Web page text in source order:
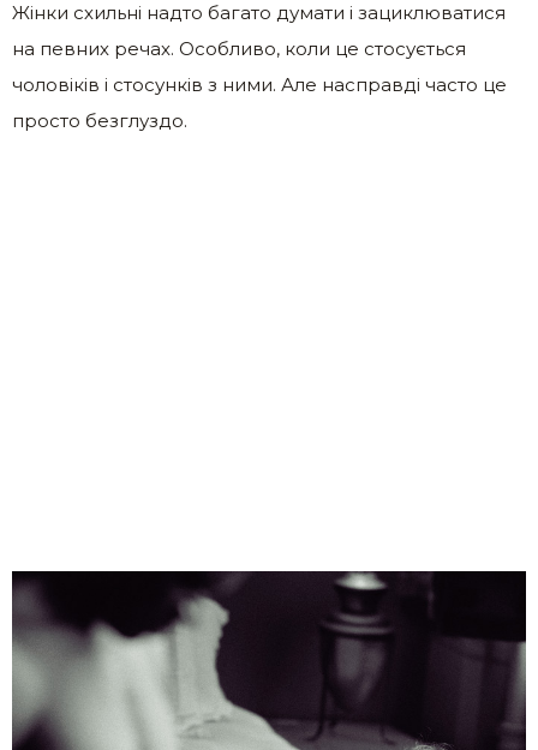
Жінки схильні надто багато думати і зациклюватися
на певних речах. Особливо, коли це стосується
чоловіків і стосунків з ними. Але насправді часто це
просто безглуздо.